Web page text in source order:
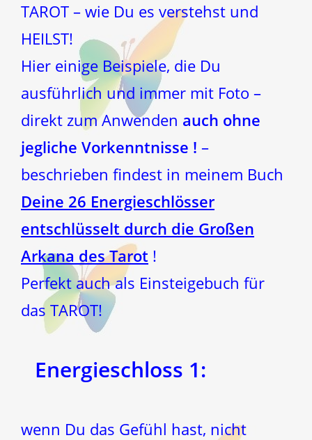
TAROT – wie Du es verstehst und
HEILST!
Hier einige Beispiele, die Du
ausführlich und immer mit Foto –
direkt zum Anwenden auch ohne
jegliche Vorkenntnisse ! –
beschrieben findest in meinem Buch
Deine 26 Energieschlösser
entschlüsselt durch die Großen
Arkana des Tarot !
Perfekt auch als Einsteigebuch für
das TAROT!
Energieschloss 1:
wenn Du das Gefühl hast, nicht